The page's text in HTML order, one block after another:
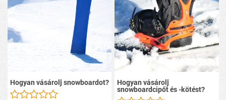
Hogyan vásárolj snowboardot? Hogyan vásárolj
snowboardcipőt és -kötést?